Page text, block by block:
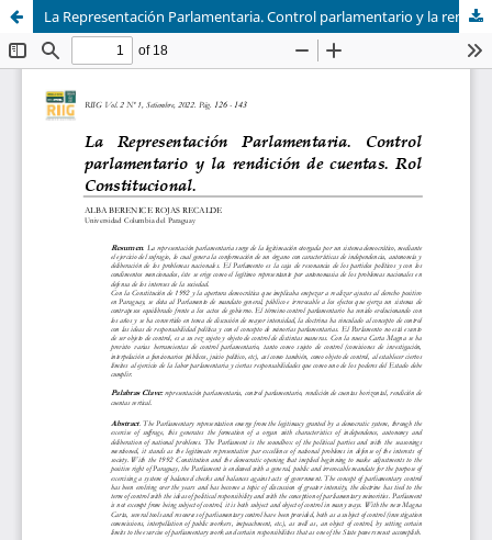
La Representación Parlamentaria. Control parlamentario y la rendición de cuentas. Rol Constitucional.